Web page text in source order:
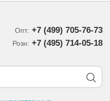
Опт: +7 (499) 705-76-73
Розн: +7 (495) 714-05-18‬